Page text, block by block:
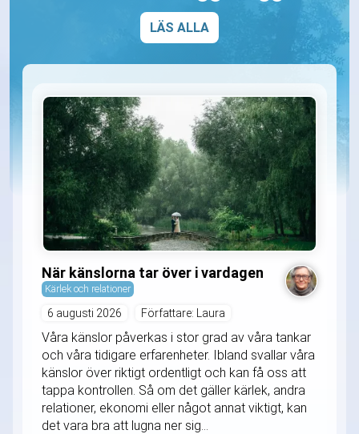
LÄS ALLA
När känslorna tar över i vardagen
Kärlek och relationer
6 augusti 2026 Författare: Laura
Våra känslor påverkas i stor grad av våra tankar
och våra tidigare erfarenheter. Ibland svallar våra
känslor över riktigt ordentligt och kan få oss att
tappa kontrollen. Så om det gäller kärlek, andra
relationer, ekonomi eller något annat viktigt, kan
det vara bra att lugna ner sig...